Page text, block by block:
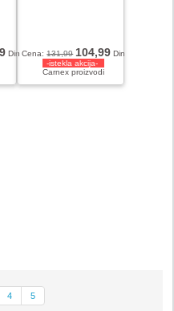
Din Cena:131,99 104,99 Din
-istekla akcija-
Carnex proizvodi
4 5